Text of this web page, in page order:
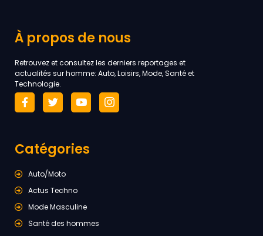
À propos de nous
Retrouvez et consultez les derniers reportages et
actualités sur homme: Auto, Loisirs, Mode, Santé et
Technologie.
Catégories
Auto/Moto
Actus Techno
Mode Masculine
Santé des hommes